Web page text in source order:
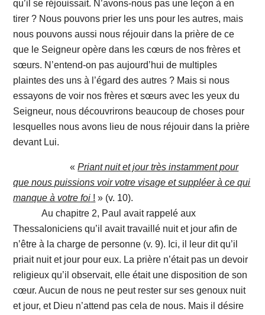
qu’il se réjouissait. N’avons-nous pas une leçon à en
tirer ? Nous pouvons prier les uns pour les autres, mais
nous pouvons aussi nous réjouir dans la prière de ce
que le Seigneur opère dans les cœurs de nos frères et
sœurs. N’entend-on pas aujourd’hui de multiples
plaintes des uns à l’égard des autres ? Mais si nous
essayons de voir nos frères et sœurs avec les yeux du
Seigneur, nous découvrirons beaucoup de choses pour
lesquelles nous avons lieu de nous réjouir dans la prière
devant Lui.
«Priant nuit et jour très instamment pour
que nous puissions voir votre visage et suppléer à ce qui
manque à votre foi ! » (v. 10).
Au chapitre 2, Paul avait rappelé aux
Thessaloniciens qu’il avait travaillé nuit et jour afin de
n’être à la charge de personne (v. 9). Ici, il leur dit qu’il
priait nuit et jour pour eux. La prière n’était pas un devoir
religieux qu’il observait, elle était une disposition de son
cœur. Aucun de nous ne peut rester sur ses genoux nuit
et jour, et Dieu n’attend pas cela de nous. Mais il désire